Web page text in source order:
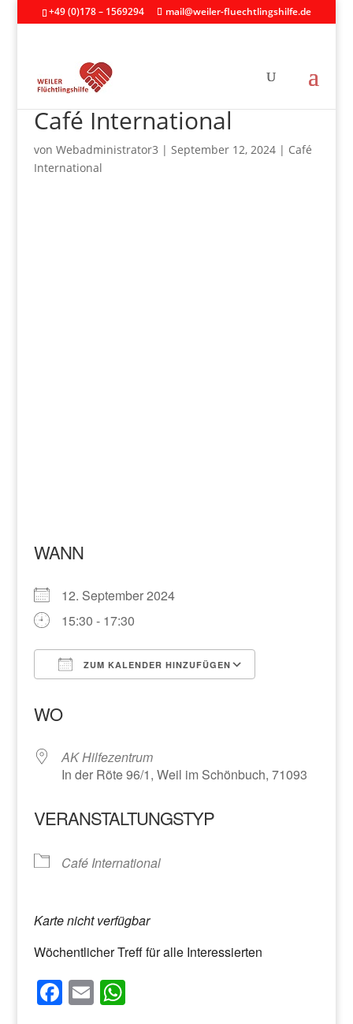
+49 (0)178 – 1569294 mail@weiler-fluechtlingshilfe.de
Café International
von Webadministrator3 | September 12, 2024| Café
International
WANN
12. September 2024
15:30 - 17:30
ZUM KALENDER HINZUFÜGEN
WO
AK Hilfezentrum
In der Röte 96/1, Weil im Schönbuch, 71093
VERANSTALTUNGSTYP
Café International
Karte nicht verfügbar
Wöchentlicher Treff für alle Interessierten
F E W